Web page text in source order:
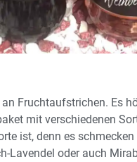
Fruchtaufstrichen. Es
mit verschiedenen
ist, denn es
Lavendel oder auch